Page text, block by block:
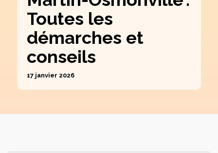
Toutes les
démarches et
conseils
17 janvier 2026